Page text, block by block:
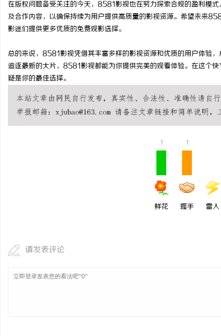
在版权问题备受关注的今天，8581影视也在努力探索合规的盈利模
及合作内容，以确保持续为用户提供高质量的影视资源。希望未来
影迷们提供更多优质的免费观影选择。
总的来说，8581影视凭借其丰富多样的影视资源和优质的用户体验
追逐最新的大片，8581影视都能为你提供完美的观看体验。在这个
疑是你的最佳选择。
1
鲜花
1
握手 雷人
请发表评论